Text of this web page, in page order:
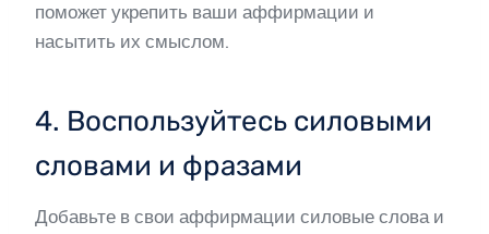
поможет укрепить ваши аффирмации и
насытить их смыслом.
4. Воспользуйтесь силовыми
словами и фразами
Добавьте в свои аффирмации силовые слова и